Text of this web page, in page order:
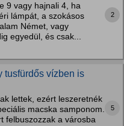
9 vagy hajnali 4, ha
lámpát, a szokásos
Német, vagy
egyedül, és csak...
2
tusfürdős vízben is
lettek, ezért leszeretnék
macska samponom.
felbuszozzak a városba
5